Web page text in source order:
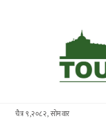
चैत्र ९,२०८२, सोमवार